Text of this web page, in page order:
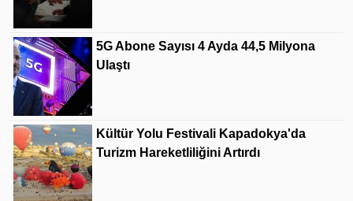
5G Abone Sayısı 4 Ayda 44,5 Milyona
Ulaştı
Kültür Yolu Festivali Kapadokya'da
Turizm Hareketliliğini Artırdı